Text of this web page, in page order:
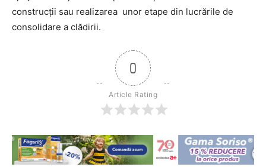
construcții sau realizarea unor etape din lucrările de
consolidare a clădirii.
0
Article Rating